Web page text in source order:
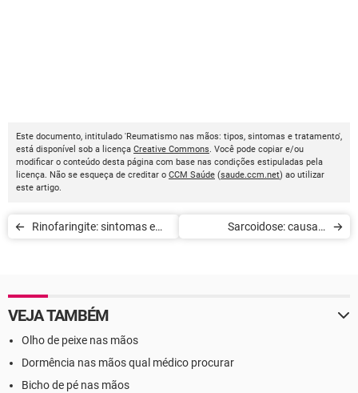
Este documento, intitulado 'Reumatismo nas mãos: tipos, sintomas e tratamento',
está disponível sob a licença Creative Commons. Você pode copiar e/ou
modificar o conteúdo desta página com base nas condições estipuladas pela
licença. Não se esqueça de creditar o CCM Saúde (saude.ccm.net) ao utilizar
este artigo.
Rinofaringite: sintomas e
Sarcoidose: causas,
VEJA TAMBÉM
Olho de peixe nas mãos
Dormência nas mãos qual médico procurar
Bicho de pé nas mãos